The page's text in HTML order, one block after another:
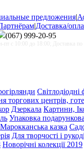
предложения|
|Доставка/
(067) 999-20-95
пт с 10:00 до 18:00; Доставка по
Світлодіодні
торгових центрів,
Дзеркала Картини,
Упаковка подарункова
Марокканська казка
Для творчості і
Новорічні колекції 2019